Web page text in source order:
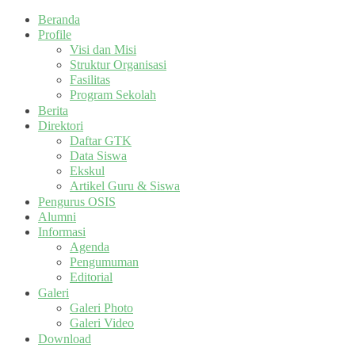
Beranda
Profile
Visi dan Misi
Struktur Organisasi
Fasilitas
Program Sekolah
Berita
Direktori
Daftar GTK
Data Siswa
Ekskul
Artikel Guru & Siswa
Pengurus OSIS
Alumni
Informasi
Agenda
Pengumuman
Editorial
Galeri
Galeri Photo
Galeri Video
Download